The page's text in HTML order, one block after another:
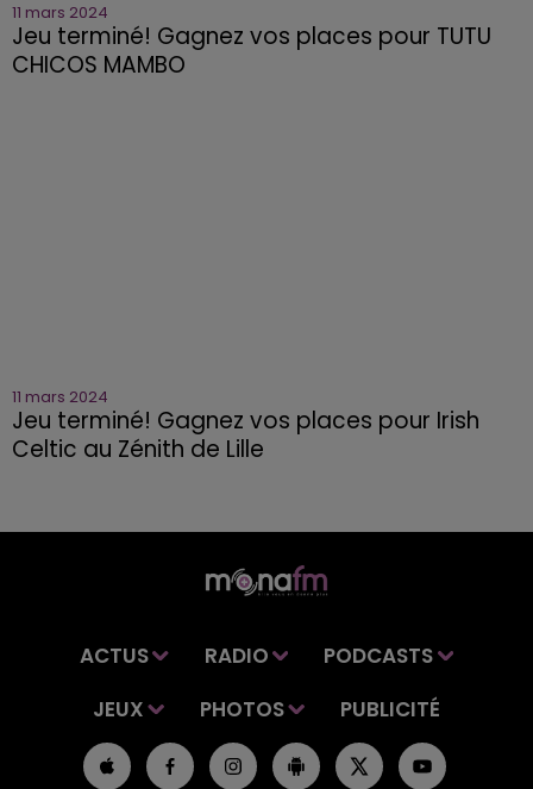
11 mars 2024
Jeu terminé! Gagnez vos places pour TUTU
CHICOS MAMBO
11 mars 2024
Jeu terminé! Gagnez vos places pour Irish
Celtic au Zénith de Lille
ACTUS RADIO
PODCASTS
JEUX
PHOTOS PUBLICITÉ